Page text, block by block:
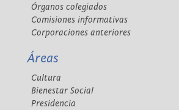
Órganos colegiados
Comisiones informativas
Corporaciones anteriores
Áreas
Cultura
Bienestar Social
Presidencia